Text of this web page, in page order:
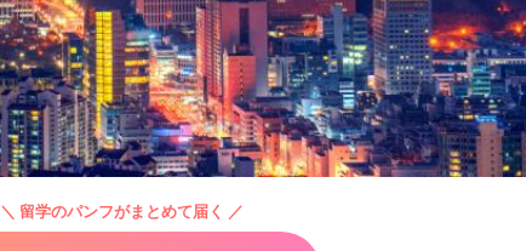
＼ 留学のパンフがまとめて届く ／